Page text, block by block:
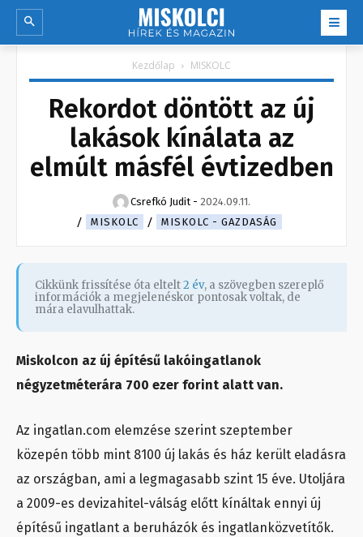
Kezdőlap MISKOLC
Rekordot döntött az új
lakások kínálata az
elmúlt másfél évtizedben
Csrefkó Judit - 2024.09.11.
MISKOLC
MISKOLC - GAZDASÁG
Cikkünk frissítése óta eltelt2 év, a szövegben szereplő
információk a megjelenéskor pontosak voltak, de
mára elavulhattak.
Miskolcon az új építésű lakóingatlanok
négyzetméterára 700 ezer forint alatt van.
Az ingatlan.com elemzése szerint szeptember
közepén több mint 8100 új lakás és ház került eladásra
az országban, ami a legmagasabb szint 15 éve. Utoljára
a 2009-es devizahitel-válság előtt kínáltak ennyi új
építésű ingatlant a beruházók és ingatlanközvetítők.